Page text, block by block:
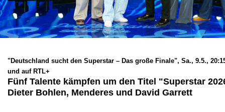
"Deutschland sucht den Superstar – Das große Finale", Sa., 9.5.,
und auf RTL+
Fünf Talente kämpfen um den Titel "Superstar
Dieter Bohlen, Menderes und David Garrett